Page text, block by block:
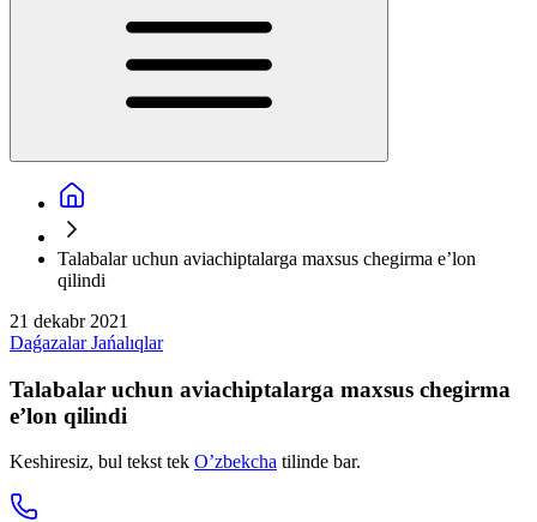
Talabalar uchun aviachiptalarga maxsus chegirma e’lon
qilindi
21 dekabr 2021
DaǵazalarJańalıqlar
Talabalar uchun aviachiptalarga maxsus chegirma
e’lon qilindi
Keshiresiz, bul tekst tek O’zbekcha tilinde bar.